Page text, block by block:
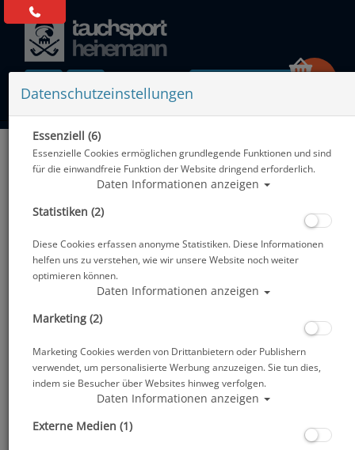
Alle Artikel zeigen aus: Neopren - Füßlinge & Socken
Datenschutzeinstellungen
Essenziell (6)
Essenzielle Cookies ermöglichen grundlegende Funktionen und sind
für die einwandfreie Funktion der Website dringend erforderlich.
Daten Informationen anzeigen
Statistiken (2)
Diese Cookies erfassen anonyme Statistiken. Diese Informationen
helfen uns zu verstehen, wie wir unsere Website noch weiter
optimieren können.
Daten Informationen anzeigen
Marketing (2)
Marketing Cookies werden von Drittanbietern oder Publishern
verwendet, um personalisierte Werbung anzuzeigen. Sie tun dies,
indem sie Besucher über Websites hinweg verfolgen.
Daten Informationen anzeigen
Externe Medien (1)